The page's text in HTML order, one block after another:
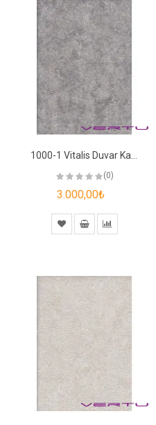
(0)
3.000,00₺